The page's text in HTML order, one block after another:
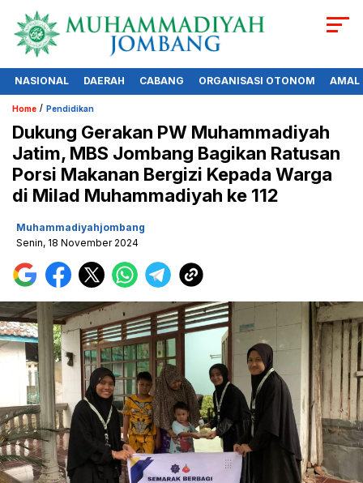
NASIONAL DAERAH CABANG ORGANISASI OTONOM AMAL
Home / Pendidikan
Dukung Gerakan PW Muhammadiyah
Jatim, MBS Jombang Bagikan Ratusan
Porsi Makanan Bergizi Kepada Warga
di Milad Muhammadiyah ke 112
Muhammadiyahjombang
Senin, 18 November 2024